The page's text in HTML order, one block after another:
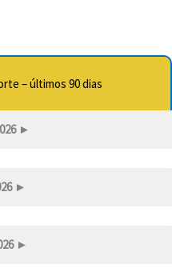
– últimos 90 dias
►
►
►